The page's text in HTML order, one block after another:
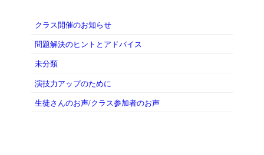
クラス開催のお知らせ
問題解決のヒントとアドバイス
未分類
演技力アップのために
生徒さんのお声/クラス参加者のお声